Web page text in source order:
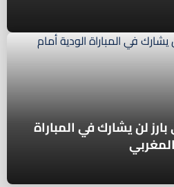
بارز لن يشارك في المباراة